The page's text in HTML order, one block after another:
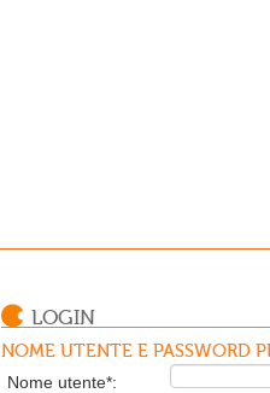
LOGIN
NOME UTENTE E PASSWORD
Nome utente*: